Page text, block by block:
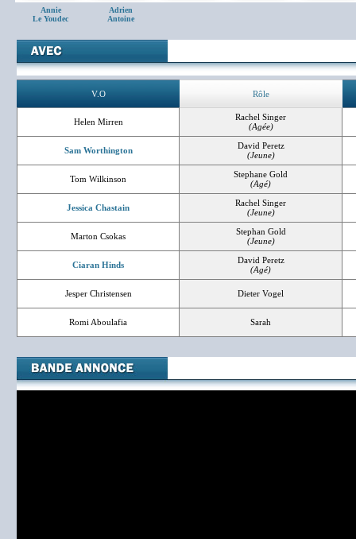
Annie
Le Youdec
Adrien
Antoine
V.O Rôle
Helen Mirren
Rachel Singer
(Agée)
Sam Worthington
David Peretz
(Jeune)
Tom Wilkinson
Stephane Gold
(Agé)
Jessica Chastain
Rachel Singer
(Jeune)
Marton Csokas
Stephan Gold
(Jeune)
Ciaran Hinds
David Peretz
(Agé)
Jesper Christensen Dieter Vogel
Romi Aboulafia Sarah